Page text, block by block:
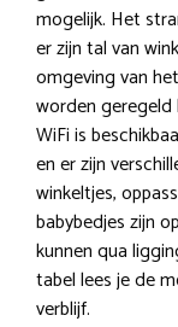
mogelijk. Het
er zijn tal van
omgeving van
worden geregeld
WiFi is
en er zijn
winkeltjes,
babybedjes zijn
kunnen qua
tabel lees je de
verblijf.